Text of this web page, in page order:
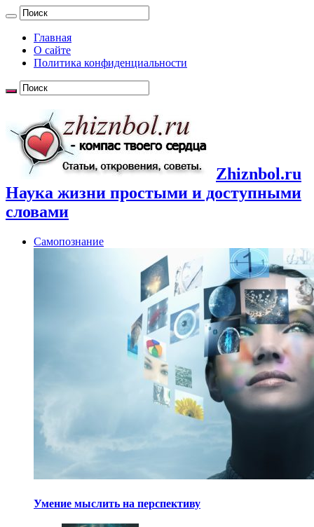
Главная
О сайте
Политика конфиденциальности
Zhiznbol.ru
Наука жизни простыми и доступными
словами
Самопознание
Умение мыслить на перспективу